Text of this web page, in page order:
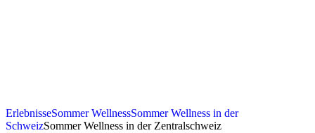
ErlebnisseSommer WellnessSommer Wellness in der
SchweizSommer Wellness in der Zentralschweiz